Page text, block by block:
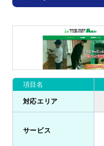
項目名
対応エリア
サービス